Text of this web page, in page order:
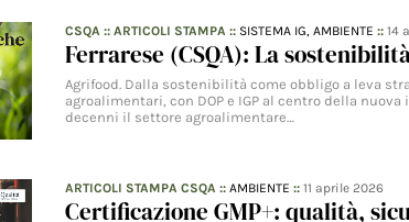
CSQA ::ARTICOLI STAMPA :: SISTEMA IG,AMBIENTE ::14
Ferrarese (CSQA): La
Agrifood. Dalla sostenibilità come obbligo a leva
agroalimentari, con DOP e IGP al centro della
decenni il settore agroalimentare…
ARTICOLI STAMPA CSQA ::AMBIENTE ::11 aprile 2026
Certificazione GMP+: qualità,